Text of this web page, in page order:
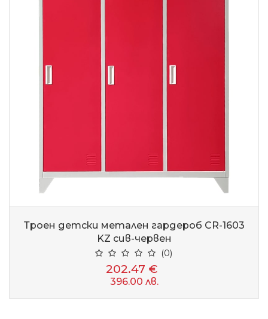
Троен детски метален гардероб CR-1603
KZ сив-червен
(0)
202.47 €
396.00 лв.